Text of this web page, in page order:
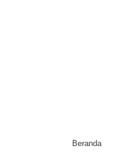
Beranda